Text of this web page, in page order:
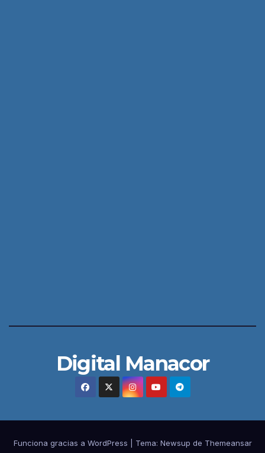
Digital Manacor
Funciona gracias a WordPress Tema: Newsup de Themeansar